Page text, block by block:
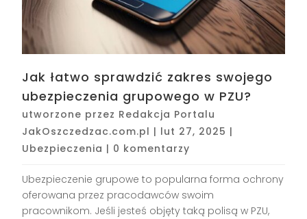
Jak łatwo sprawdzić zakres swojego
ubezpieczenia grupowego w PZU?
utworzone przez Redakcja Portalu
JakOszczedzac.com.pl | lut 27, 2025 |
Ubezpieczenia | 0 komentarzy
Ubezpieczenie grupowe to popularna forma ochrony
oferowana przez pracodawców swoim
pracownikom. Jeśli jesteś objęty taką polisą w PZU,